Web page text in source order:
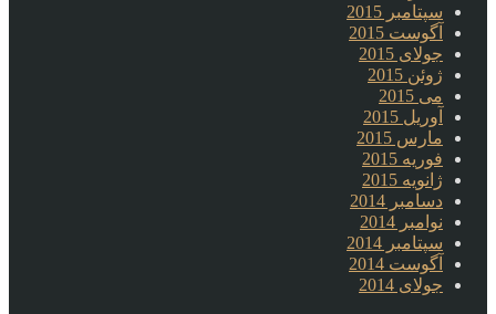
سپتامبر 2015
آگوست 2015
جولای 2015
ژوئن 2015
می 2015
آوریل 2015
مارس 2015
فوریه 2015
ژانویه 2015
دسامبر 2014
نوامبر 2014
سپتامبر 2014
آگوست 2014
جولای 2014